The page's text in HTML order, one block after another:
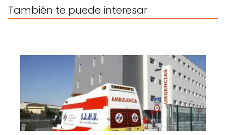
También te puede interesar